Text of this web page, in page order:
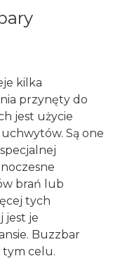
kilka
przynęty do
jest użycie
Są one
brań lub
tych
jest je
Buzzbar
tym celu.